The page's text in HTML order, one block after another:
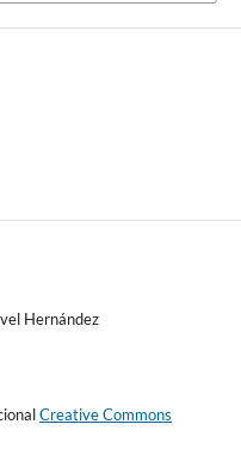
Hernández
Creative Commons